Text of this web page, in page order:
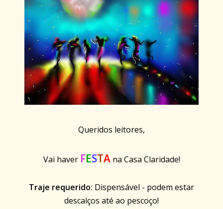
Queridos leitores,
Vai haver FESTAna Casa Claridade!
Traje requerido: Dispensável - podem estar
descalços até ao pescoço!